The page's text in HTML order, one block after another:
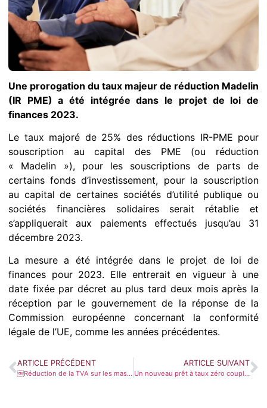
Une prorogation du taux majeur de réduction Madelin
(IR PME) a ​​été intégrée dans le projet de loi de
finances 2023.
Le taux majoré de 25% des réductions IR-PME pour
souscription au capital des PME (ou réduction
« Madelin »), pour les souscriptions de parts de
certains fonds d’investissement, pour la souscription
au capital de certaines sociétés d’utilité publique ou
sociétés financières solidaires serait rétablie et
s’appliquerait aux paiements effectués jusqu’au 31
décembre 2023.
La mesure a été intégrée dans le projet de loi de
finances pour 2023. Elle entrerait en vigueur à une
date fixée par décret au plus tard deux mois après la
réception par le gouvernement de la réponse de la
Commission européenne concernant la conformité
légale de l’UE, comme les années précédentes.
ARTICLE PRÉCÉDENT
￼Réduction de la TVA sur les masques et baisse des taxes pour les petites entreprises
ARTICLE SUIVANT
Un nouveau prêt à taux zéro couplé à MaPrimeRénov pour la rénovation énergétique